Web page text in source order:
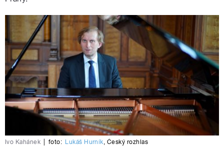
Ivo Kahánek foto: Lukáš Hurník Český rozhlas